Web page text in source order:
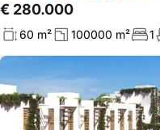
€ 280.000
60 m² 100000 m² 1